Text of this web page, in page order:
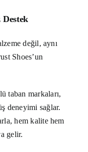
değil, aynı
Shoes’un
taban markaları,
deneyimi sağlar.
hem kalite hem
gelir.